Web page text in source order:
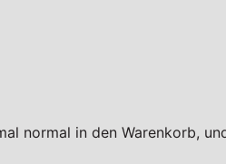
normal in den Warenkorb,